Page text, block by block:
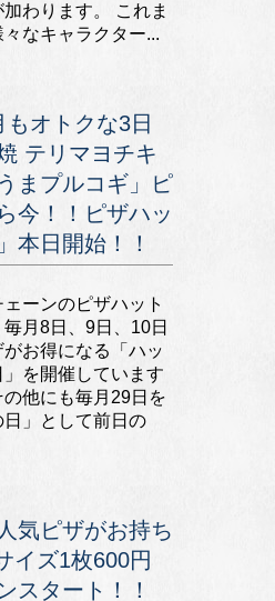
加わります。 これま
々なキャラクター...
オトクな3日
テリマヨチキ
まプルコギ」ピ
今！！ピザハッ
本日開始！！
ェーンのピザハット
毎月8日、9日、10日
がお得になる「ハッ
」を開催しています
の他にも毎月29日を
日」として前日の
気ピザがお持ち
イズ1枚600円
スタート！！